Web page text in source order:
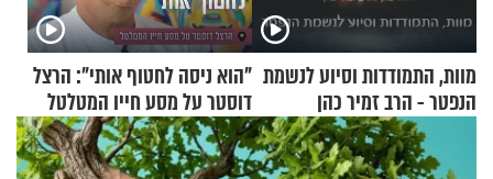
מוות, התמודדות וסיוע לנשמת
הנפטר - הרב זמיר כהן
"הוא ניסה לחטוף אותי": הרצל
דוסטר על מסע חייו המטלטל